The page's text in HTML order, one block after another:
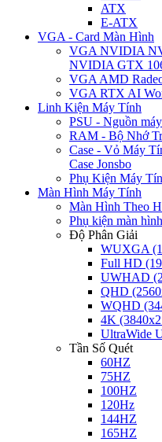
ATX
E-ATX
VGA - Card Màn Hình
VGA NVIDIA
NVIDIA GTX
VGA AMD
VGA RTX AI
Linh Kiện Máy Tính
PSU - Nguồn
RAM - Bộ Nhớ
Case - Vỏ Máy
Case Jonsbo
Phụ Kiện Máy
Màn Hình Máy Tính
Màn Hình Theo
Phụ kiện màn hình
Độ Phân Giải
WUXGA
Full HD
UWHAD
QHD
WQHD
4K
UltraWide
Tần Số Quét
60HZ
75HZ
100HZ
120Hz
144HZ
165HZ